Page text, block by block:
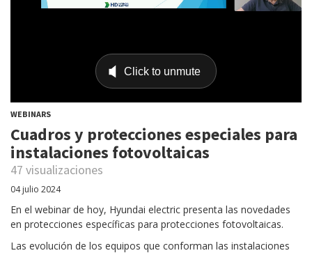
WEBINARS
Cuadros y protecciones especiales para
instalaciones fotovoltaicas
47 visualizaciones
04 julio 2024
En el webinar de hoy, Hyundai electric presenta las novedades
en protecciones específicas para protecciones fotovoltaicas.
Las evolución de los equipos que conforman las instalaciones